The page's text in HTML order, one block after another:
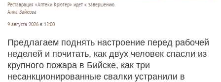
Реставрация «Аптеки Крюгер» идет к завершению.
Анна Зайкова
9 августа 2026 в 12:00
Предлагаем поднять настроение перед рабочей
неделей и почитать, как двух человек спасли из
крупного пожара в Бийске, как три
несанкционированные свалки устранили в